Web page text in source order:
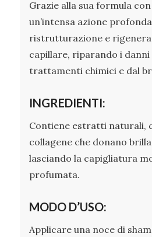
Grazie alla sua formula
un’intensa azione
ristrutturazione e
capillare, riparando i danni
trattamenti chimici e dal
INGREDIENTI:
Contiene estratti naturali,
collagene che donano
lasciando la capigliatura
profumata.
MODO D’USO:
Applicare una noce di